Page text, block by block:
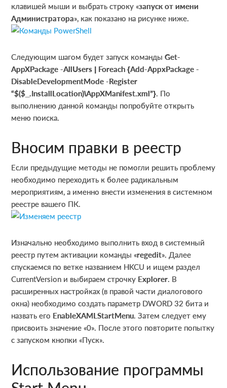
клавишей мыши и выбрать строку «запуск от имени
Администратора», как показано на рисунке ниже.
Следующим шагом будет запуск командыGet-
AppXPackage -AllUsers | Foreach {Add-AppxPackage -
DisableDevelopmentMode -Register
“$($_.InstallLocation)\AppXManifest.xml”}. По
выполнению данной команды попробуйте открыть
меню поиска.
Вносим правки в реестр
Если предыдущие методы не помогли решить проблему
необходимо переходить к более радикальным
мероприятиям, а именно внести изменения в системном
реестре вашего ПК.
Изначально необходимо выполнить вход в системный
реестр путем активации команды «regedit». Далее
спускаемся по ветке названием HKCU и ищем раздел
CurrentVersion и выбираем строчку Explorer. В
расширенных настройках (в правой части диалогового
окна) необходимо создать параметр DWORD 32 бита и
назвать его EnableXAMLStartMenu. Затем следует ему
присвоить значение «0». После этого повторите попытку
с запуском кнопки «Пуск».
Использование программы